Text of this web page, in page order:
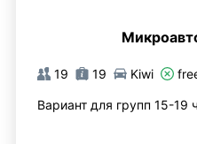
19 19 Kiwi
Вариант для групп 15-19